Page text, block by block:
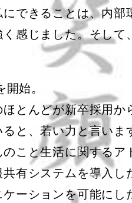
できることは、内
感じました。そし
始。
とんどが新卒採用か
と、若い力と言い
こと生活に関する
有システムを導入
ーションを可能に